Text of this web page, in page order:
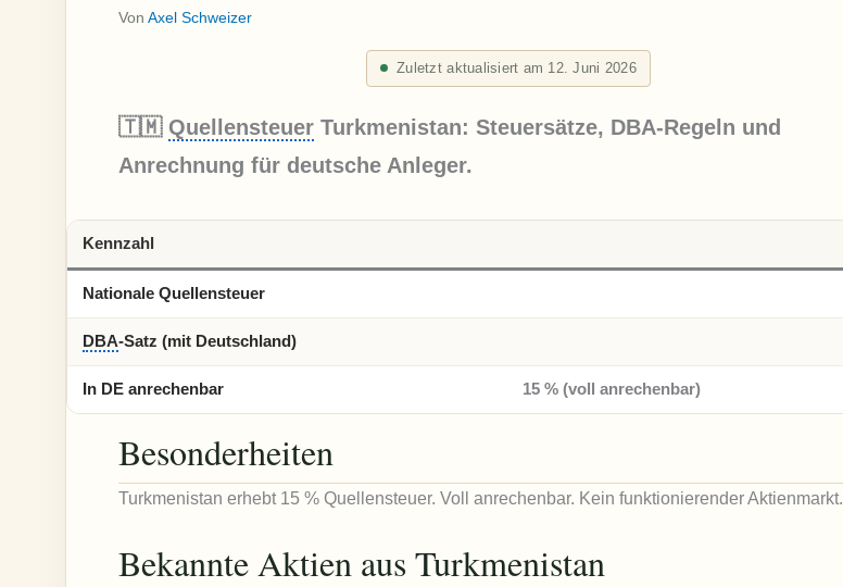
VonAxel Schweizer
Zuletzt aktualisiert am 12. Juni 2026
🇹🇲 Quellensteuer Turkmenistan: Steuersätze, DBA-Regeln und
Anrechnung für deutsche Anleger.
Kennzahl
Nationale Quellensteuer
DBA-Satz (mit Deutschland)
In DE anrechenbar 15 % (voll anrechenbar)
Besonderheiten
Turkmenistan erhebt 15 % Quellensteuer. Voll anrechenbar. Kein funktionierender Aktienmarkt.
Bekannte Aktien aus Turkmenistan